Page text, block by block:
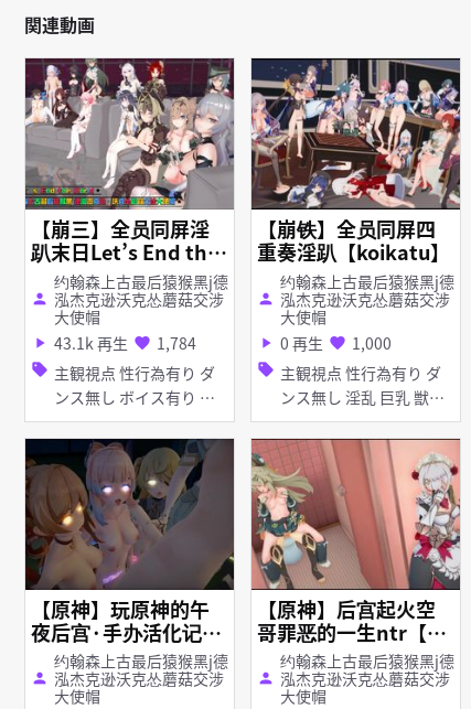
関連動画
【崩三】全员同屏淫
趴末日Let’s End the
World
person
约翰森上古最后猿猴黑j德
泓杰克逊沃克怂蘑菇交涉
大使帽
play_arrow 43.1k 再生 favorite 1,784
sell 主観視点 性行為有り ダ
ンス無し ボイス有り ハ
ーレム 淫乱 アヘ顔 お漏
らし・潮吹き 乱交
【崩铁】全员同屏四
重奏淫趴【koikatu】
person
约翰森上古最后猿猴黑j德
泓杰克逊沃克怂蘑菇交涉
大使帽
play_arrow 0 再生 favorite 1,000
sell 主観視点 性行為有り ダ
ンス無し 淫乱 巨乳 獣耳
貧乳 ぷに タイツ・スト
ッキング アヘ顔 イラマ
チオ ディープスロート
パイズリ フェラ 乱交 女
性上位
【原神】玩原神的午
夜后宫·手办活化记
【koikatsu】ALWAY
S WANTED
person
约翰森上古最后猿猴黑j德
泓杰克逊沃克怂蘑菇交涉
大使帽
【原神】后宫起火空
哥罪恶的一生ntr【ko
ikatsu】
person
约翰森上古最后猿猴黑j德
泓杰克逊沃克怂蘑菇交涉
大使帽